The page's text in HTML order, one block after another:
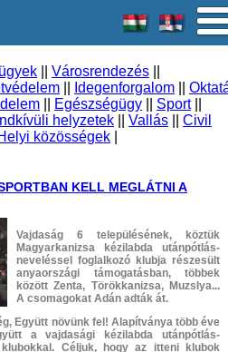
Városrendezés
Idegenforgalom
Egészségügy Sport||
helyzetek Vallás
Civil
közösségek
KELL MEGLÁTNI A
Vajdaság 6 településének, köztük
Magyarkanizsa kézilabda utánpótlás-
neveléssel foglalkozó klubja részesült
anyaországi támogatásban, többek
között Zenta, Törökkanizsa, Muzslya...
A csomagokat Adán adták át.
Együtt növünk fel! Alapítványa több éve
a vajdasági kézilabda utánpótlás-
Céljuk, hogy az itteni klubok